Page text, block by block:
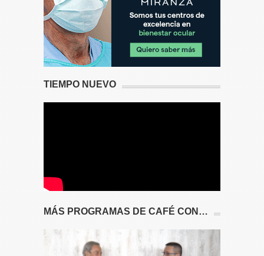
TIEMPO NUEVO
MÁS PROGRAMAS DE CAFÉ CON…